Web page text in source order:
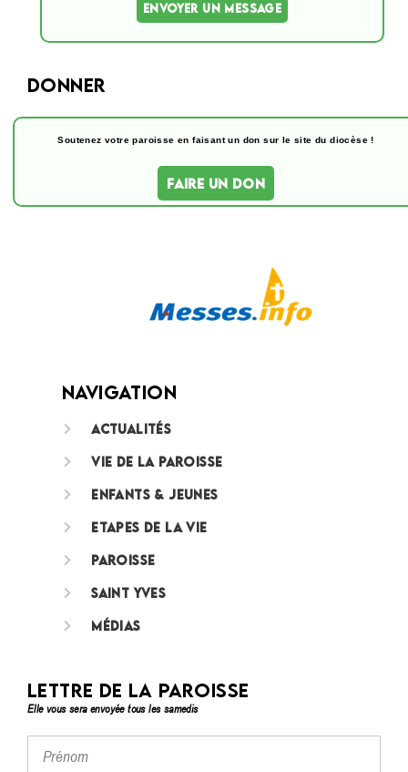
ENVOYER UN MESSAGE
Donner
Soutenez votre paroisse en faisant un don sur le site du diocèse !
FAIRE UN DON
Navigation
Actualités
Vie de la paroisse
Enfants & jeunes
Etapes de la vie
Paroisse
Saint Yves
Médias
Lettre de la paroisse
Elle vous sera envoyée tous les samedis